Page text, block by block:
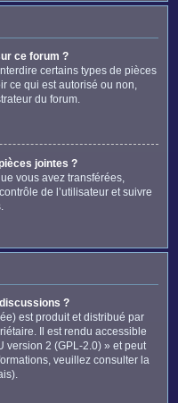
ce forum ?
certains types de pièces
ce qui est autorisé ou non,
du forum.
jointes ?
vous avez transférées,
de l’utilisateur et suivre
?
est produit et distribué par
Il est rendu accessible
version 2 (GPL-2.0) » et peut
veuillez consulter la